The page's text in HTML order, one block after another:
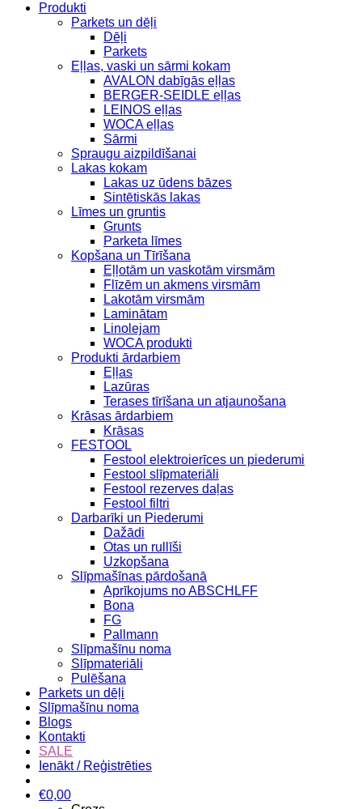
Produkti
Parkets un dēļi
Dēļi
Parkets
Eļļas, vaski un sārmi kokam
AVALON dabīgās eļļas
BERGER-SEIDLE eļļas
LEINOS eļļas
WOCA eļļas
Sārmi
Spraugu aizpildīšanai
Lakas kokam
Lakas uz ūdens bāzes
Sintētiskās lakas
Līmes un gruntis
Grunts
Parketa līmes
Kopšana un Tīrīšana
Eļļotām un vaskotām virsmām
Flīzēm un akmens virsmām
Lakotām virsmām
Laminātam
Linolejam
WOCA produkti
Produkti ārdarbiem
Eļļas
Lazūras
Terases tīrīšana un atjaunošana
Krāsas ārdarbiem
Krāsas
FESTOOL
Festool elektroierīces un piederumi
Festool slīpmateriāli
Festool rezerves daļas
Festool filtri
Darbarīki un Piederumi
Dažādi
Otas un rullīši
Uzkopšana
Slīpmašīnas pārdošanā
Aprīkojums no ABSCHLFF
Bona
FG
Pallmann
Slīpmašīnu noma
Slīpmateriāli
Pulēšana
Parkets un dēļi
Slīpmašīnu noma
Blogs
Kontakti
SALE
Ienākt / Reģistrēties
€0,00